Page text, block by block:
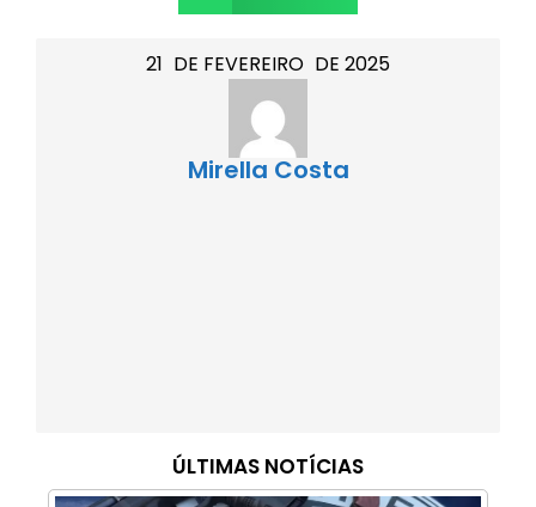
21 DE FEVEREIRO DE 2025
Mirella Costa
ÚLTIMAS NOTÍCIAS